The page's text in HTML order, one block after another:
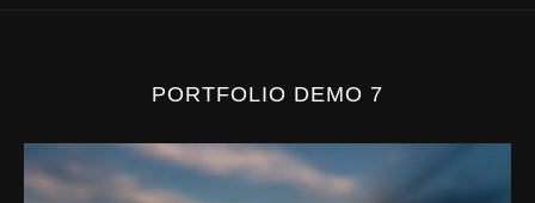
PORTFOLIO DEMO 7